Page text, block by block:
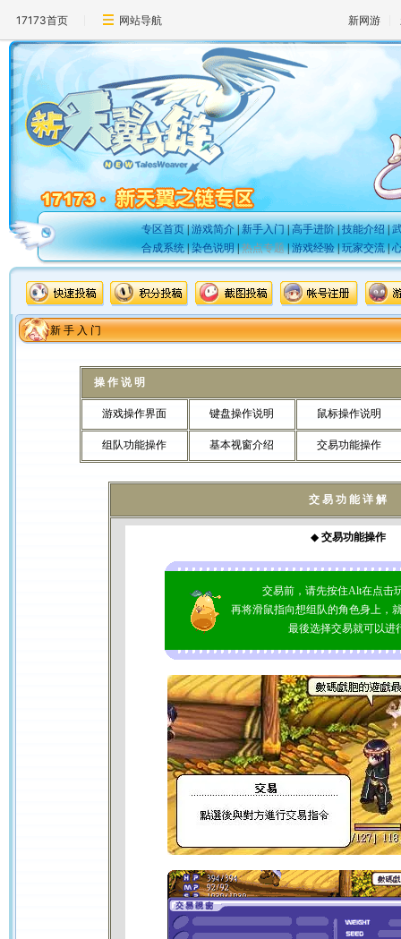
17173首页 网站导航 新网游
专区首页|游戏简介|新手入门|高手进阶|技能介绍|
合成系统|染色说明|热点专题|游戏经验|玩家交流|
新 手 入 门
操 作 说 明
游戏操作界面 键盘操作说明 鼠标操作说明
组队功能操作 基本视窗介绍 交易功能操作
交 易 功 能 详 解
◆ 交易功能操作
交易前，请先按住Alt在点击
再将滑鼠指向想组队的角色身上，
最後选择交易就可以进